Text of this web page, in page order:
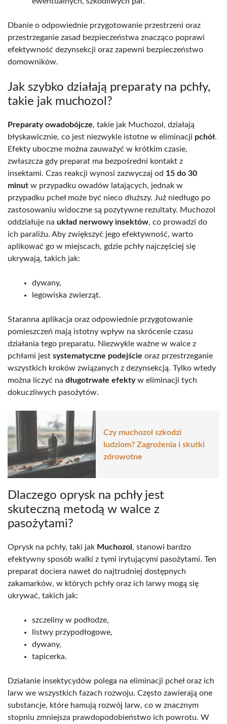
Dbanie o odpowiednie przygotowanie przestrzeni oraz
przestrzeganie zasad bezpieczeństwa znacząco poprawi
efektywność dezynsekcji oraz zapewni bezpieczeństwo
domowników.
Jak szybko działają preparaty na pchły,
takie jak muchozol?
Preparaty owadobójcze, takie jak Muchozol, działają
błyskawicznie, co jest niezwykle istotne w eliminacji pchół.
Efekty uboczne można zauważyć w krótkim czasie,
zwłaszcza gdy preparat ma bezpośredni kontakt z
insektami. Czas reakcji wynosi zazwyczaj od 15 do 30
minut w przypadku owadów latających, jednak w
przypadku pcheł może być nieco dłuższy. Już niedługo po
zastosowaniu widoczne są pozytywne rezultaty. Muchozol
oddziałuje na układ nerwowy insektów, co prowadzi do
ich paraliżu. Aby zwiększyć jego efektywność, warto
aplikować go w miejscach, gdzie pchły najczęściej się
ukrywają, takich jak:
dywany,
legowiska zwierząt.
Staranna aplikacja oraz odpowiednie przygotowanie
pomieszczeń mają istotny wpływ na skrócenie czasu
działania tego preparatu. Niezwykle ważne w walce z
pchłami jest systematyczne podejście oraz przestrzeganie
wszystkich kroków związanych z dezynsekcją. Tylko wtedy
można liczyć na długotrwałe efektyw eliminacji tych
dokuczliwych pasożytów.
Czy muchozol szkodzi
ludziom? Zagrożenia i skutki
zdrowotne
Dlaczego oprysk na pchły jest
skuteczną metodą w walce z
pasożytami?
Oprysk na pchły, taki jak Muchozol , stanowi bardzo
efektywny sposób walki z tymi irytującymi pasożytami. Ten
preparat dociera nawet do najtrudniej dostępnych
zakamarków, w których pchły oraz ich larwy mogą się
ukrywać, takich jak:
szczeliny w podłodze,
listwy przypodłogowe,
dywany,
tapicerka.
Działanie insektycydów polega na eliminacji pcheł oraz ich
larw we wszystkich fazach rozwoju. Często zawierają one
substancje, które hamują rozwój larw, co w znacznym
stopniu zmniejsza prawdopodobieństwo ich powrotu. W